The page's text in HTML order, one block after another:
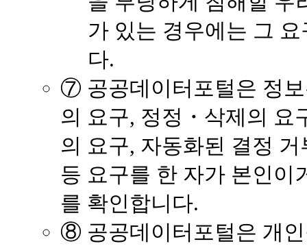
가 있는 경우에는 그
다.
⑦ 공공데이터포털은 정
의 요구, 정정・삭제의 요
의 요구, 자동화된 결정
등 요구를 한 자가 본인이
를 확인합니다.
⑧ 공공데이터포털은 개